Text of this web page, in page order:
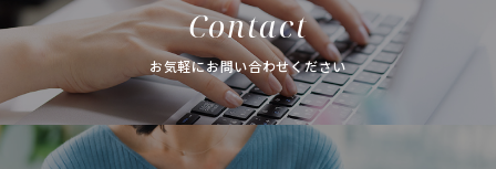
Contact
お気軽にお問い合わせください